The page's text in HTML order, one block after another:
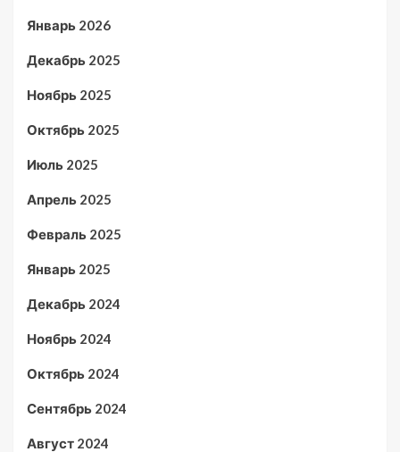
Январь 2026
Декабрь 2025
Ноябрь 2025
Октябрь 2025
Июль 2025
Апрель 2025
Февраль 2025
Январь 2025
Декабрь 2024
Ноябрь 2024
Октябрь 2024
Сентябрь 2024
Август 2024